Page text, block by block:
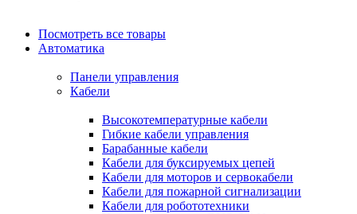
Посмотреть все товары
Автоматика
Панели управления
Кабели
Высокотемпературные кабели
Гибкие кабели управления
Барабанные кабели
Кабели для буксируемых цепей
Кабели для моторов и сервокабели
Кабели для пожарной сигнализации
Кабели для робототехники